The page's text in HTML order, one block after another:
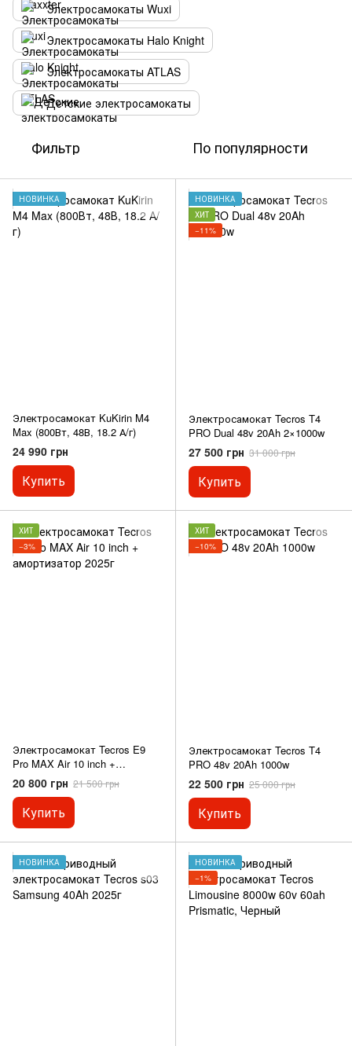
Электросамокаты Wuxi
Электросамокаты Halo Knight
Электросамокаты ATLAS
Детские электросамокаты
Фильтр По популярности
НОВИНКА
Электросамокат KuKirin M4
Max (800Вт, 48В, 18.2 А/г)
24 990 грн
Купить
НОВИНКА
ХИТ
−11%
Электросамокат Tecros T4
PRO Dual 48v 20Ah 2×1000w
27 500 грн 31 000 грн
Купить
ХИТ
−3%
Электросамокат Tecros E9
Pro MAX Air 10 inch +
амортизатор 2025г
20 800 грн 21 500 грн
Купить
ХИТ
−10%
Электросамокат Tecros T4
PRO 48v 20Ah 1000w
22 500 грн 25 000 грн
Купить
НОВИНКА
НОВИНКА
−1%